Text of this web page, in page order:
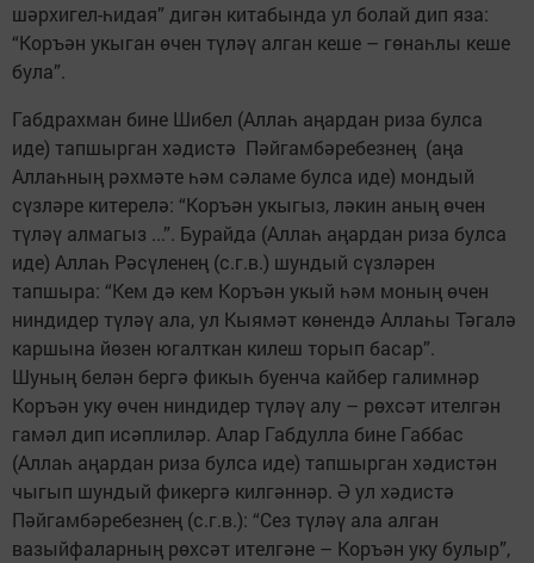
шәрхигел-һидая” дигән китабында ул болай дип яза:
“Коръән укыган өчен түләү алган кеше – гөнаһлы кеше
була”.
Габдрахман бине Шибел (Аллаһ аңардан риза булса
иде) тапшырган хәдистә Пәйгамбәребезнең (аңа
Аллаһның рәхмәте һәм сәламе булса иде) мондый
сүзләре китерелә: “Коръән укыгыз, ләкин аның өчен
түләү алмагыз ...”. Бурайда (Аллаһ аңардан риза булса
иде) Аллаһ Рәсүленең (с.г.в.) шундый сүзләрен
тапшыра: “Кем дә кем Коръән укый һәм моның өчен
ниндидер түләү ала, ул Кыямәт көнендә Аллаһы Тәгалә
каршына йөзен югалткан килеш торып басар”.
Шуның белән бергә фикыһ буенча кайбер галимнәр
Коръән уку өчен ниндидер түләү алу – рөхсәт ителгән
гамәл дип исәплиләр. Алар Габдулла бине Габбас
(Аллаһ аңардан риза булса иде) тапшырган хәдистән
чыгып шундый фикергә килгәннәр. Ә ул хәдистә
Пәйгамбәребезнең (с.г.в.): “Сез түләү ала алган
вазыйфаларның рөхсәт ителгәне – Коръән уку булыр”,